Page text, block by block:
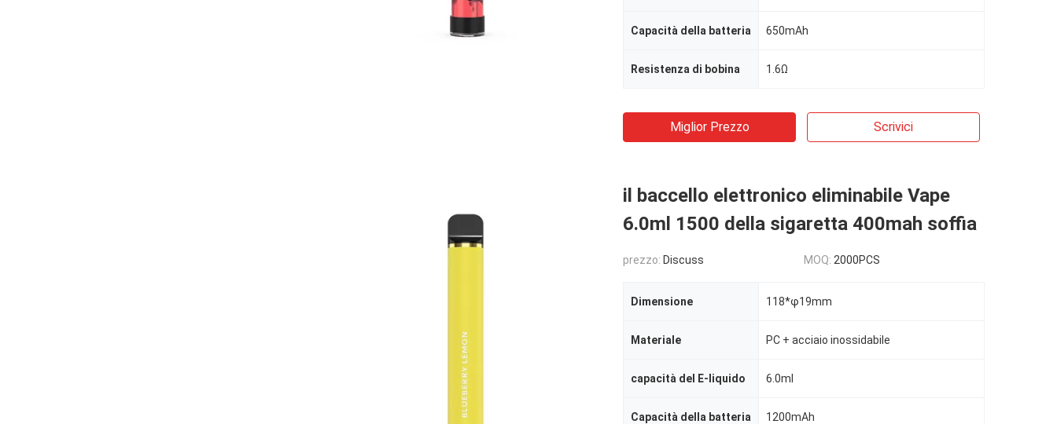
Capacità della batteria 650mAh
Resistenza di bobina 1.6Ω
Miglior Prezzo Scrivici
il baccello elettronico eliminabile Vape
6.0ml 1500 della sigaretta 400mah soffia
prezzo: Discuss MOQ: 2000PCS
Dimensione 118*φ19mm
Materiale PC + acciaio inossidabile
capacità del E-liquido 6.0ml
Capacità della batteria 1200mAh